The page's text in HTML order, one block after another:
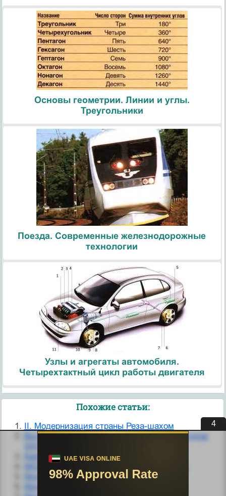
Основы геометрии. Линии и углы.
Треугольники
Поезда. Современные железнодорожные
технологии
Узлы и агрегаты автомобиля.
Четырехтактный цикл работы двигателя
Похожие статьи:
II. Модернизация страны Реза-шахом
Внутренняя политика царизма в 60-70-х годов
Капитализм и модернизация
Модернизация здравоохранения
Модернизация комплекса
3